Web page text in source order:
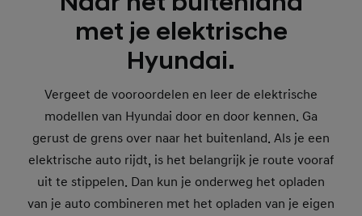
met je elektrische
Hyundai.
Vergeet de vooroordelen en leer de elektrische
modellen van Hyundai door en door kennen. Ga
gerust de grens over naar het buitenland. Als je een
elektrische auto rijdt, is het belangrijk je route vooraf
uit te stippelen. Dan kun je onderweg het opladen
van je auto combineren met het opladen van je eigen